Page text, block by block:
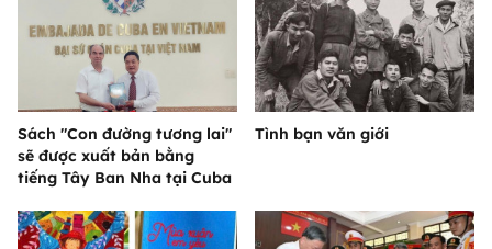
Sách "Con đường tương lai"
sẽ được xuất bản bằng
tiếng Tây Ban Nha tại Cuba
Tình bạn văn giới